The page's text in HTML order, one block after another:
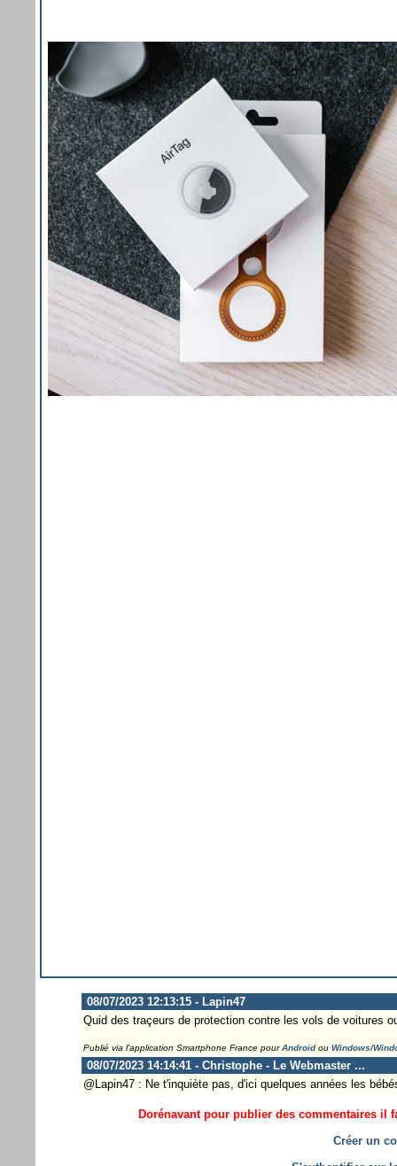
08/07/2023 12:13:15 - Lapin47
Quid des traçeurs de protection contre les vols de voitures
Publié via l'application Smartphone France pourAndroidou Windows/
08/07/2023 14:14:41 - Christophe - Le Webmaster ...
@Lapin47 : Ne t'inquiète pas, d'ici quelques années les
Dorénavant pour publier des commentaires il
Créer un